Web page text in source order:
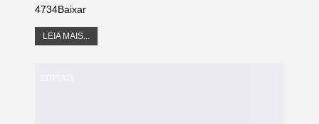
4734Baixar
LEIA MAIS...